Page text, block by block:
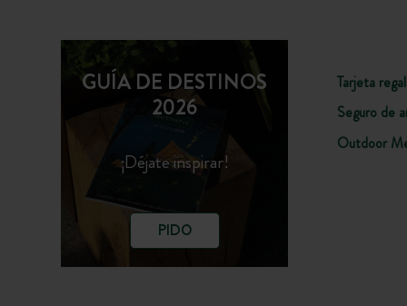
GUÍA DE DESTINOS
2026
¡Déjate inspirar!
PIDO
Tarjeta
Seguro de
Outdoor